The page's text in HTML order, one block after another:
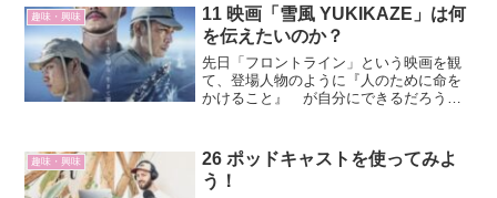
ノストラダムスの大予言「1...
趣味・興味
11 映画「雪風 YUKIKAZE」は何
を伝えたいのか？
先日「フロントライン」という映画を観
て、登場人物のように『人のために命を
かけること』 が自分にできるだろうか
た。主演は竹野内豊さん、玉木宏さんら
です。ここでも、人（国）...
趣味・興味
26 ポッドキャストを使ってみよ
う！